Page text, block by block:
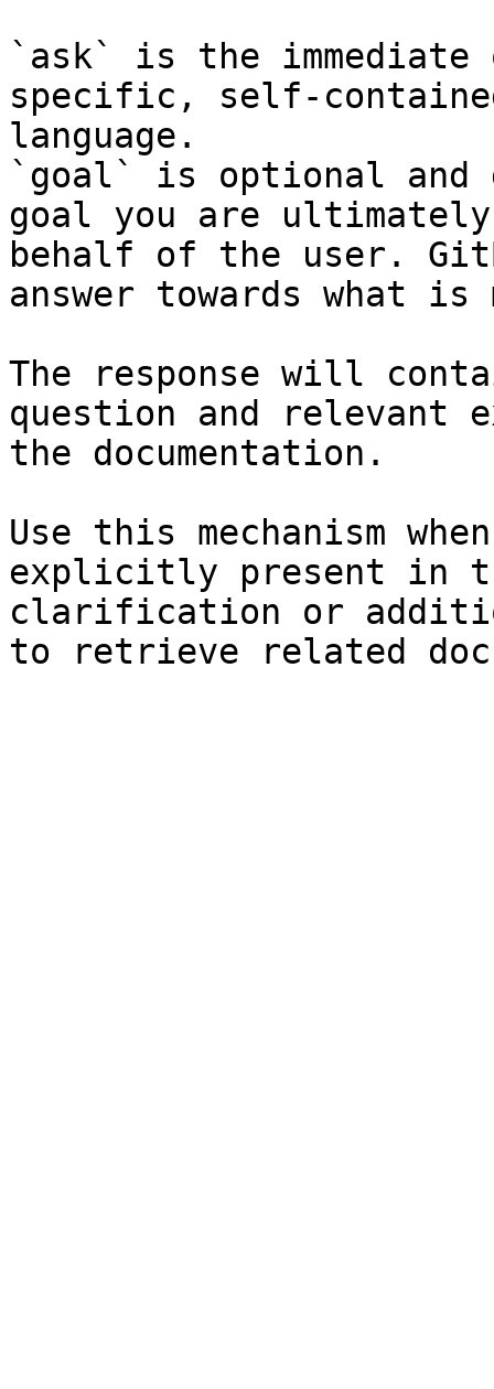
`ask` is the
specific, self-
language.
`goal` is optional and
goal you are
behalf of the user.
answer towards what
The response will
question and relevant
the documentation.
Use this mechanism
explicitly present in
clarification or